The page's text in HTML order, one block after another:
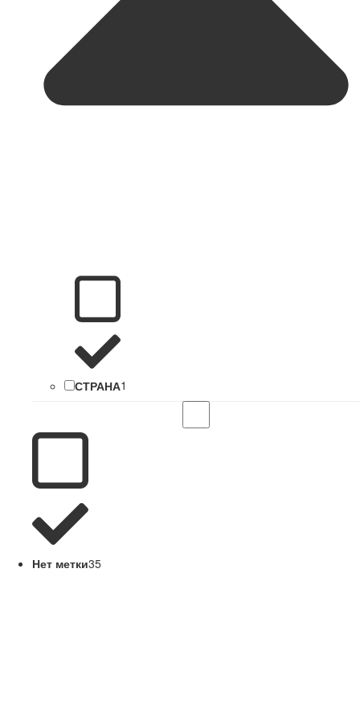
СТРАНА1
Нет метки35